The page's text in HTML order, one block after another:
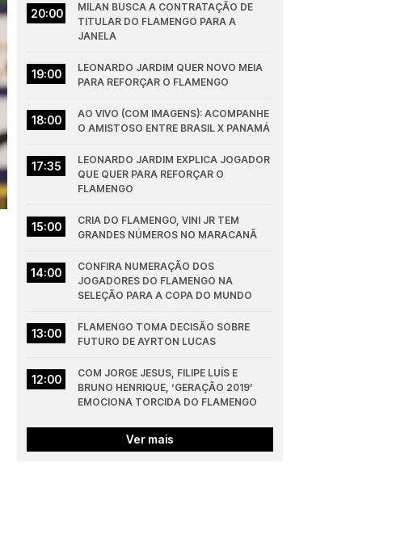
20:00
MILAN BUSCA A CONTRATAÇÃO DE
TITULAR DO FLAMENGO PARA A
JANELA
19:00
LEONARDO JARDIM QUER NOVO MEIA
PARA REFORÇAR O FLAMENGO
18:00
AO VIVO (COM IMAGENS): ACOMPANHE
O AMISTOSO ENTRE BRASIL X PANAMÁ
17:35
LEONARDO JARDIM EXPLICA JOGADOR
QUE QUER PARA REFORÇAR O
FLAMENGO
15:00
CRIA DO FLAMENGO, VINI JR TEM
GRANDES NÚMEROS NO MARACANÃ
14:00
CONFIRA NUMERAÇÃO DOS
JOGADORES DO FLAMENGO NA
SELEÇÃO PARA A COPA DO MUNDO
13:00
FLAMENGO TOMA DECISÃO SOBRE
FUTURO DE AYRTON LUCAS
12:00
COM JORGE JESUS, FILIPE LUÍS E
BRUNO HENRIQUE, ‘GERAÇÃO 2019’
EMOCIONA TORCIDA DO FLAMENGO
Ver mais